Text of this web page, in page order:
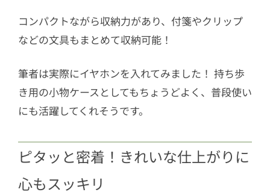
コンパクトながら収納力があり、付箋やクリップ
などの文具もまとめて収納可能！
筆者は実際にイヤホンを入れてみました！ 持ち歩
き用の小物ケースとしてもちょうどよく、普段使い
にも活躍してくれそうです。
ピタッと密着！きれいな仕上がりに
心もスッキリ